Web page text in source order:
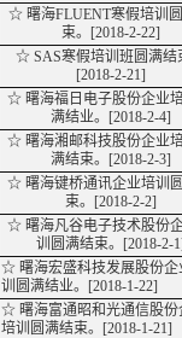
☆ 曙海FLUENT寒假培训
束。[2018-2-22]
☆ SAS寒假培训班圆满结
[2018-2-21]
☆ 曙海福日电子股份企业
满结业。[2018-2-4]
☆ 曙海湘邮科技股份企业
满结束。[2018-2-3]
☆ 曙海键桥通讯企业培训
束。[2018-2-2]
☆ 曙海凡谷电子技术股份
训圆满结束。[2018-2-
☆ 曙海宏盛科技发展股份企
训圆满结业。[2018-1-22]
☆ 曙海富通昭和光通信股份
培训圆满结束。[2018-1-21]